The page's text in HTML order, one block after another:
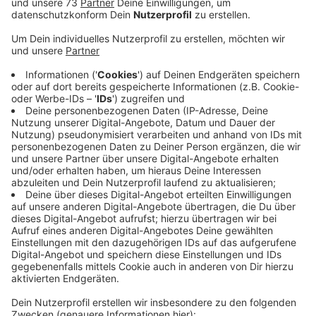
Veröffentlicht:Donnerstag, 03.11.2022 16:31
Anzeige
Warnstreiks bei Trox in Anholt und bei
Flender in Bocholt
Anzeige
Nach gut 130 Betrieben heute (do., 03.11.22) werden
sich morgen Beschäftigte in 165 Betrieben daran
beteiligen, teilte die Gewerkschaft mit. Sie fordert
wegen der hohen Inflation 8 Prozent mehr Geld für die
Mitarbeiter. Hier im Kreis Borken wird es morgen
Warnstreiks bei Trox in Anholt und bei Flender in
Isselburg und Stadtohn betroffen.